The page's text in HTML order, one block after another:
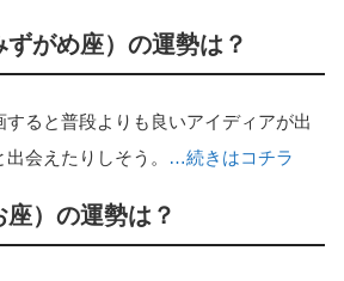
がめ座）の運勢は？
ると普段よりも良いアイディアが出
会えたりしそう。
…続きはコチラ
）の運勢は？